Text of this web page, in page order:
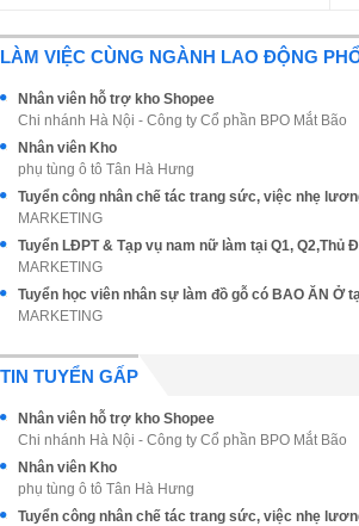
LÀM VIỆC CÙNG NGÀNH LAO ĐỘNG
Nhân viên hỗ trợ kho Shopee
Chi nhánh Hà Nội - Công ty Cổ phần BPO Mắt Bão
Nhân viên Kho
phụ tùng ô tô Tân Hà Hưng
MARKETING
MARKETING
MARKETING
TIN TUYỂN GẤP
Nhân viên hỗ trợ kho Shopee
Chi nhánh Hà Nội - Công ty Cổ phần BPO Mắt Bão
Nhân viên Kho
phụ tùng ô tô Tân Hà Hưng